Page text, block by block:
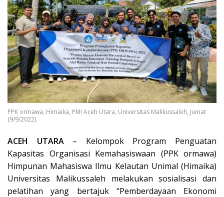
PPK ormawa, Himaika, PMI Aceh Utara, Universitas Malikussaleh, Jumat
(9/9/2022).
ACEH UTARA– Kelompok Program Penguatan
Kapasitas Organisasi Kemahasiswaan (PPK ormawa)
Himpunan Mahasiswa Ilmu Kelautan Unimal (Himaika)
Universitas Malikussaleh melakukan sosialisasi dan
pelatihan yang bertajuk “Pemberdayaan Ekonomi